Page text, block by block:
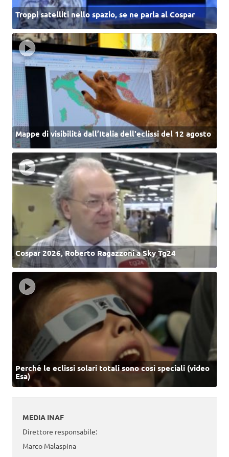
Troppi satelliti nello spazio, se ne parla al Cospar
Mappe di visibilità dall’Italia dell'eclissi del 12 agosto
Cospar 2026, Roberto Ragazzoni a Sky Tg24
Perché le eclissi solari totali sono così speciali (video
Esa)
MEDIA INAF
Direttore responsabile:
Marco Malaspina